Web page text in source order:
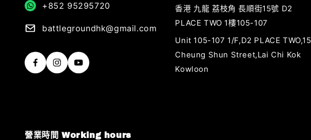
+852 95295720
battlegroundhk@gmail.com
營業時間 Working hours
香港 九龍 荔枝角 長順街15號 D2
PLACE TWO 1樓105-107
Unit 105-107 1/F,D2 PLACE TWO,15
Cheung Shun Street,Lai Chi Kok
Kowloon